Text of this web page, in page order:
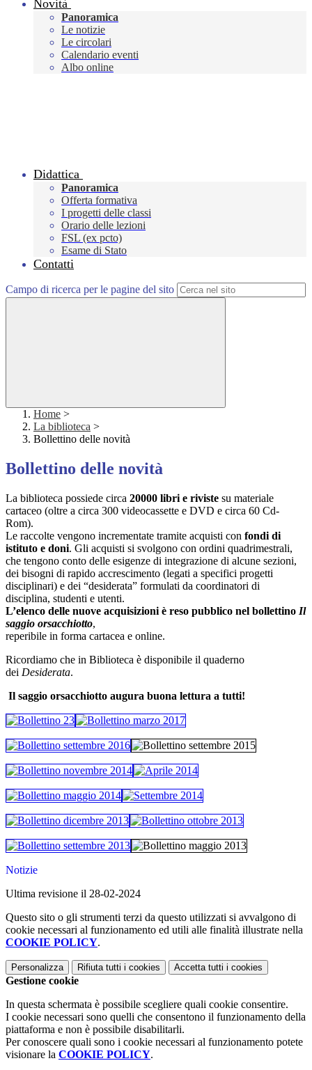
Novità
Panoramica
Le notizie
Le circolari
Calendario eventi
Albo online
Didattica
Panoramica
Offerta formativa
I progetti delle classi
Orario delle lezioni
FSL (ex pcto)
Esame di Stato
Contatti
Campo di ricerca per le pagine del sito
Home >
La biblioteca >
Bollettino delle novità
Bollettino delle novità
La biblioteca possiede circa 20000 libri e riviste su materiale
cartaceo (oltre a circa 300 videocassette e DVD e circa 60 Cd-
Rom).
Le raccolte vengono incrementate tramite acquisti con fondi di
istituto e doni. Gli acquisti si svolgono con ordini quadrimestrali,
che tengono conto delle esigenze di integrazione di alcune sezioni,
dei bisogni di rapido accrescimento (legati a specifici progetti
disciplinari) e dei “desiderata” formulati da coordinatori di
disciplina, studenti e utenti.
L’elenco delle nuove acquisizioni è reso pubblico nel bollettino Il
saggio orsacchiotto,
reperibile in forma cartacea e online.
Ricordiamo che in Biblioteca è disponibile il quaderno
dei Desiderata.
Il saggio orsacchiotto augura buona lettura a tutti!
Notizie
Ultima revisione il 28-02-2024
Questo sito o gli strumenti terzi da questo utilizzati si avvalgono di
cookie necessari al funzionamento ed utili alle finalità illustrate nella
COOKIE POLICY.
Personalizza Rifiuta tutti i cookies Accetta tutti i cookies
Gestione cookie
In questa schermata è possibile scegliere quali cookie consentire.
I cookie necessari sono quelli che consentono il funzionamento della
piattaforma e non è possibile disabilitarli.
Per conoscere quali sono i cookie necessari al funzionamento potete
visionare la COOKIE POLICY.